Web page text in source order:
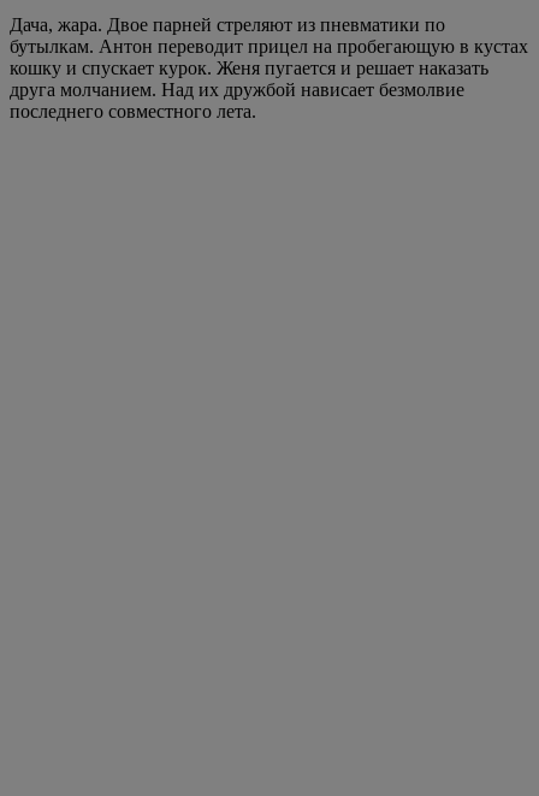
Дача, жара. Двое парней стреляют из пневматики по
бутылкам. Антон переводит прицел на пробегающую в кустах
кошку и спускает курок. Женя пугается и решает наказать
друга молчанием. Над их дружбой нависает безмолвие
последнего совместного лета.